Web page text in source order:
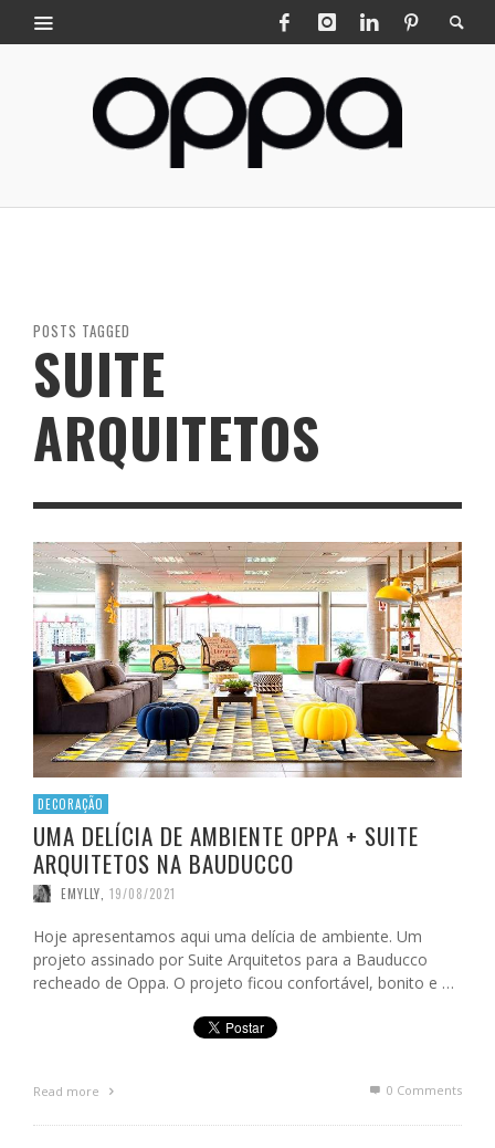
POSTS TAGGED
SUITE
ARQUITETOS
DECORAÇÃO
UMA DELÍCIA DE AMBIENTE OPPA + SUITE
ARQUITETOS NA BAUDUCCO
EMYLLY 19/08/2021
Hoje apresentamos aqui uma delícia de ambiente. Um
projeto assinado por Suite Arquitetos para a Bauducco
recheado de Oppa. O projeto ficou confortável, bonito e …
Read more 0 Comments